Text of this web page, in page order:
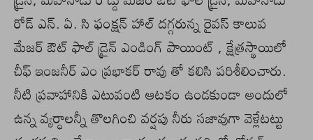
రోడ్ ఎన్. ఏ. సి ఫంక్షన్ హాల్ దగ్గరున్న రైవస్ కాలువ
మేజర్ ఔట్ ఫాల్ డ్రైన్ ఎండింగ్ పాయింట్ , క్షేత్రస్థాయిలో
చీఫ్ ఇంజనీర్ ఎం ప్రభాకర్ రావు తో కలిసి పరిశీలించారు.
నీటి ప్రవాహానికి ఎటువంటి ఆటకం ఉండకుండా అందులో
ఉన్న వ్యర్ధాలన్నీ తొలగించి వర్షపు నీరు సజావుగా వెళ్లేటట్టు